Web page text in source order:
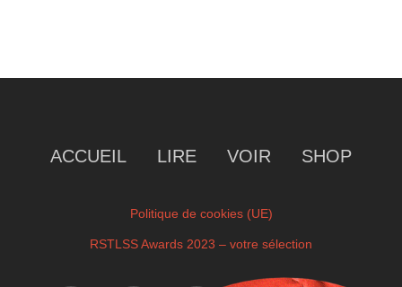
ACCUEIL LIRE VOIR SHOP
Politique de cookies (UE)
RSTLSS Awards 2023 – votre sélection